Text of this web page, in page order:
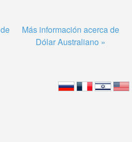
Más información acerca de
Dólar Australiano »